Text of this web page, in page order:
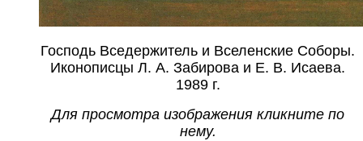
Господь Вседержитель и Вселенские Соборы.
Иконописцы Л. А. Забирова и Е. В. Исаева.
1989 г.
Для просмотра изображения кликните по
нему.